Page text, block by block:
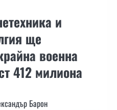
и
ще
военна
412 милиона
Барон